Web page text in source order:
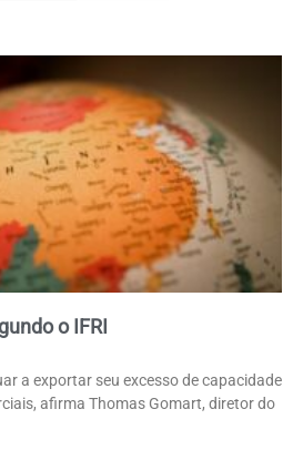
o IFRI
a exportar seu excesso de capacidade
afirma Thomas Gomart, diretor do